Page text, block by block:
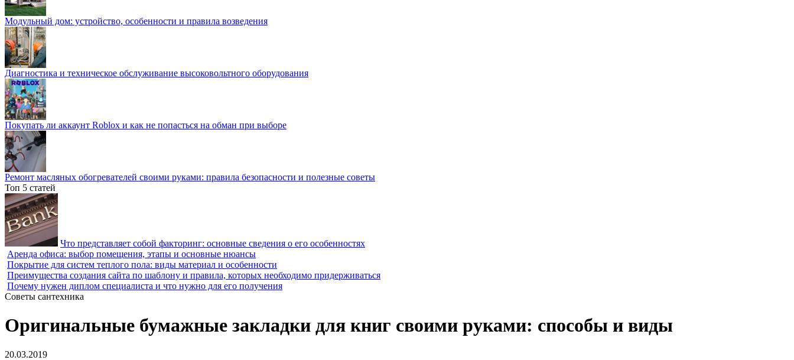
Модульный дом: устройство, особенности и правила возведения
Диагностика и техническое обслуживание высоковольтного оборудования
Покупать ли аккаунт Roblox и как не попасться на обман при выборе
Ремонт масляных обогревателей своими руками: правила безопасности и полезные советы
Топ 5 статей
Что представляет собой факторинг: основные сведения о его особенностях
Аренда офиса: выбор помещения, этапы и основные нюансы
Покрытие для систем теплого пола: виды материал и особенности
Преимущества создания сайта по шаблону и правила, которых необходимо придерживаться
Почему нужен диплом специалиста и что нужно для его получения
Советы сантехника
Оригинальные бумажные закладки для книг своими руками: способы и виды
20.03.2019